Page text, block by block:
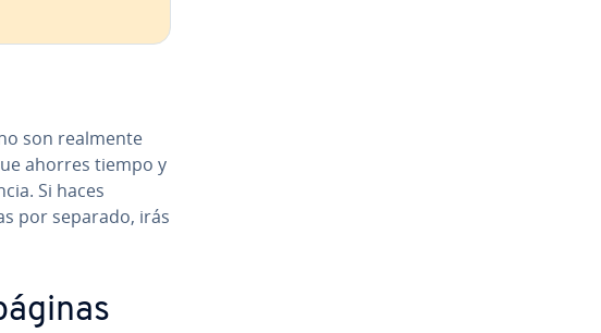
son realmente
ahorres tiempo y
Si haces
por separado, irás